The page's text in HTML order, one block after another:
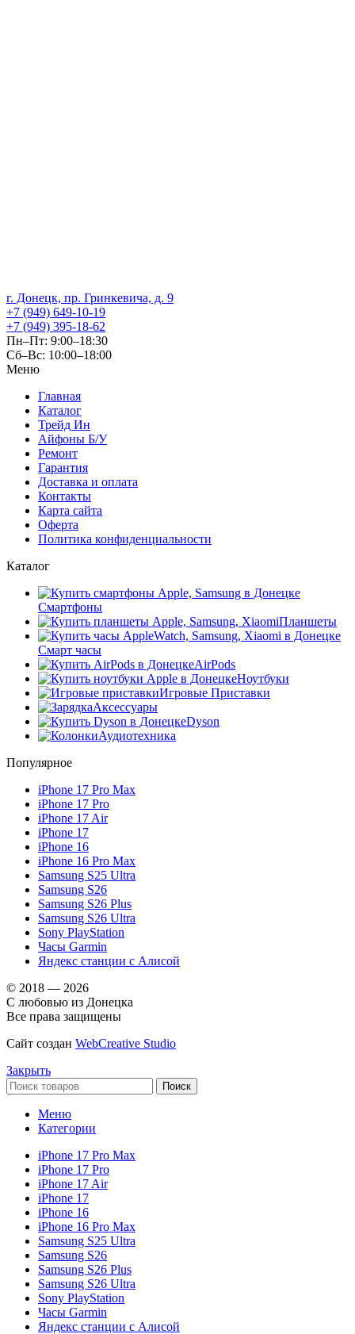
г. Донецк, пр. Гринкевича, д. 9
+7 (949) 649-10-19
+7 (949) 395-18-62
Пн–Пт: 9:00–18:30
Сб–Вс: 10:00–18:00
Меню
Главная
Каталог
Трейд Ин
Айфоны Б/У
Ремонт
Гарантия
Доставка и оплата
Контакты
Карта сайта
Оферта
Политика конфиденциальности
Каталог
Смартфоны
Планшеты
Смарт часы
AirPods
Ноутбуки
Игровые Приставки
Аксессуары
Dyson
Аудиотехника
Популярное
iPhone 17 Pro Max
iPhone 17 Pro
iPhone 17 Air
iPhone 17
iPhone 16
iPhone 16 Pro Max
Samsung S25 Ultra
Samsung S26
Samsung S26 Plus
Samsung S26 Ultra
Sony PlayStation
Часы Garmin
Яндекс станции с Алисой
© 2018 — 2026
С любовью из Донецка
Все права защищены
Сайт создан WebCreative Studio
Закрыть
Поиск
Меню
Категории
iPhone 17 Pro Max
iPhone 17 Pro
iPhone 17 Air
iPhone 17
iPhone 16
iPhone 16 Pro Max
Samsung S25 Ultra
Samsung S26
Samsung S26 Plus
Samsung S26 Ultra
Sony PlayStation
Часы Garmin
Яндекс станции с Алисой